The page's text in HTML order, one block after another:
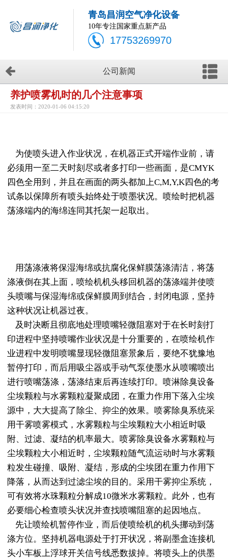
青岛昌润空气净化设备
10年专注国家重点新产品
17753269970
公司新闻
养护喷雾机时的几个注意事项
发表时间：2020-01-06 04:15:20
为使喷头进入作业状况，在机器正式开端作业前，请
必须用一至二天时刻尽或者多打印一些画面，是CMYK
四色全用到，并且在画面的两头都加上C,M,Y,K四色的考
试条以保障所有喷头始终处于喷墨状况。喷绘时把机器
荡涤端内的海绵连同其托架一起取出。
用荡涤液将保湿海绵或抗腐化保鲜膜荡涤清洁，将荡
涤液倒在其上面，喷绘机机头移回机器的荡涤端并使喷
头喷嘴与保湿海绵或保鲜膜周到结合，封闭电源，坚持
这种状况让机器过夜。
及时决断且彻底地处理喷嘴轻微阻塞对于在长时刻打
印进程中坚持喷嘴作业状况是十分重要的，在喷绘机作
业进程中发明喷嘴显现轻微阻塞景象后，要绝不犹豫地
暂停打印，而后用吸尘器或手动气泵使墨水从喷嘴喷出
进行喷嘴荡涤，荡涤结束后再连续打印。喷淋除臭设备
尘埃颗粒与水雾颗粒凝聚成团，在重力作用下落入尘埃
源中，大大提高了除尘、抑尘的效果。喷雾除臭系统采
用干雾喷雾模式，水雾颗粒与尘埃颗粒大小相近时吸
附、过滤、凝结的机率最大。喷雾除臭设备水雾颗粒与
尘埃颗粒大小相近时，尘埃颗粒随气流运动时与水雾颗
粒发生碰撞、吸附、凝结，形成的尘埃团在重力作用下
降落，从而达到过滤尘埃的目的。采用干雾抑尘系统，
可有效将水珠颗粒分解成10微米水雾颗粒。此外，也有
必要细心检查喷头状况并查找喷嘴阻塞的起因地点。
先让喷绘机暂停作业，而后使喷绘机的机头挪动到荡
涤方位。坚持机器电源处于打开状况，将副墨盒连接机
头小车板上浮球开关信号线悉数拔掉。将喷头上的供墨